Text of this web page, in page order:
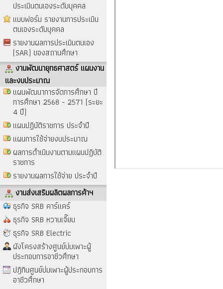
ประเมินตนเองระดับบุคคล
แบบฟอร์ม รายงานการประเมิน
ตนเองระดับบุคคล
รายงานผลการประเมินตนเอง
(SAR) ของสถานศึกษา
งานพัฒนายุทธศาสตร์ แผนงาน
และงบประมาณ
แผนพัฒนาการจัดการศึกษา ปี
การศึกษา 2568 - 2571 (ระยะ
4 ปี)
แผนปฏิบัติราชการ ประจำปี
แผนการใช้จ่ายงบประมาณ
ผลการดำเนินงานตามแผนปฏิบัติ
ราชการ
รายงานผลการใช้จ่าย ประจำปี
งานส่งเสริมผลิตผลการค้าฯ
ธุรกิจ SRB คาร์แคร์
ธุรกิจ SRB หวานเจี๊ยบ
ธุรกิจ SRB Electric
ผังโครงสร้างศูนย์บ่มเพาะผู้
ประกอบการอาชีวศึกษา
ปฎิทินศูนย์บ่มเพาะผู้ประกอบการ
อาชีวศึกษา